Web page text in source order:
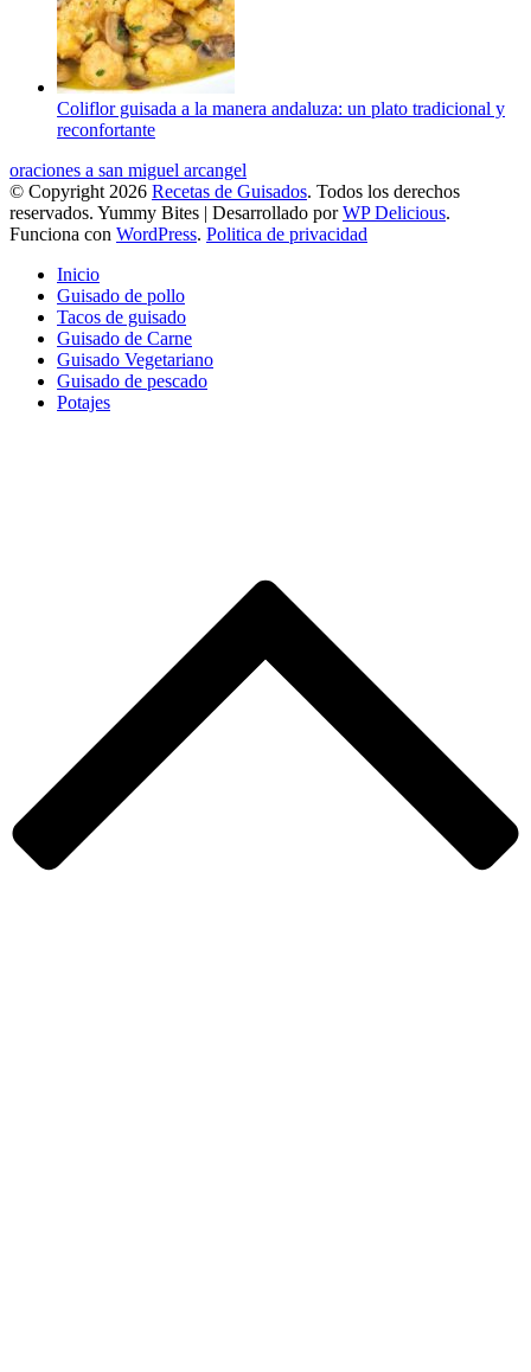
Coliflor guisada a la manera andaluza: un plato tradicional y
reconfortante
oraciones a san miguel arcangel
© Copyright 2026 Recetas de Guisados. Todos los derechos
reservados. Yummy Bites | Desarrollado porWP Delicious.
Funciona con WordPress. Politica de privacidad
Inicio
Guisado de pollo
Tacos de guisado
Guisado de Carne
Guisado Vegetariano
Guisado de pescado
Potajes